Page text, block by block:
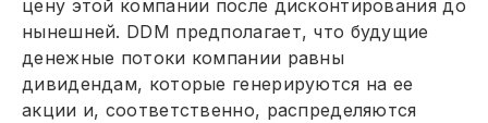
цену этой компании после дисконтирования до
нынешней. DDM предполагает, что будущие
денежные потоки компании равны
дивидендам, которые генерируются на ее
акции и, соответственно, распределяются